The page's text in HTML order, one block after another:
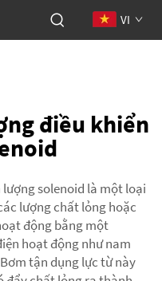
VI
điều khiển
solenoid là một loại
lượng chất lỏng hoặc
động bằng một
hoạt động như nam
tận dụng lực từ này